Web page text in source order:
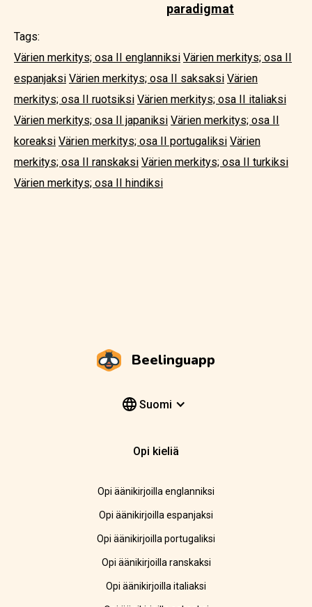
paradigmat
Tags:
Värien merkitys; osa II englanniksi Värien merkitys; osa II
espanjaksi Värien merkitys; osa II saksaksi Värien
merkitys; osa II ruotsiksi Värien merkitys; osa II italiaksi
Värien merkitys; osa II japaniksi Värien merkitys; osa II
koreaksi Värien merkitys; osa II portugaliksi Värien
merkitys; osa II ranskaksi Värien merkitys; osa II turkiksi
Värien merkitys; osa II hindiksi
Beelinguapp
Suomi
Opi kieliä
Opi äänikirjoilla englanniksi
Opi äänikirjoilla espanjaksi
Opi äänikirjoilla portugaliksi
Opi äänikirjoilla ranskaksi
Opi äänikirjoilla italiaksi